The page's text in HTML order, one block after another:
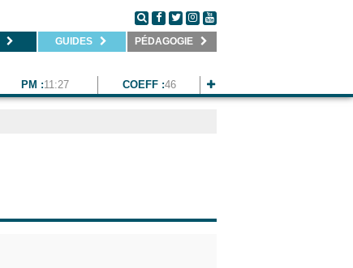
GUIDES PÉDAGOGIE
PM :11:27 COEFF :46